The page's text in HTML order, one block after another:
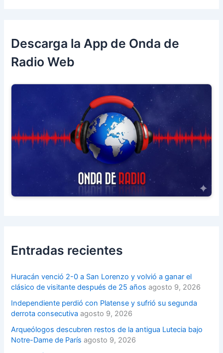
Descarga la App de Onda de
Radio Web
Entradas recientes
Huracán venció 2-0 a San Lorenzo y volvió a ganar el
clásico de visitante después de 25 años agosto 9, 2026
Independiente perdió con Platense y sufrió su segunda
derrota consecutiva agosto 9, 2026
Arqueólogos descubren restos de la antigua Lutecia bajo
Notre-Dame de París agosto 9, 2026